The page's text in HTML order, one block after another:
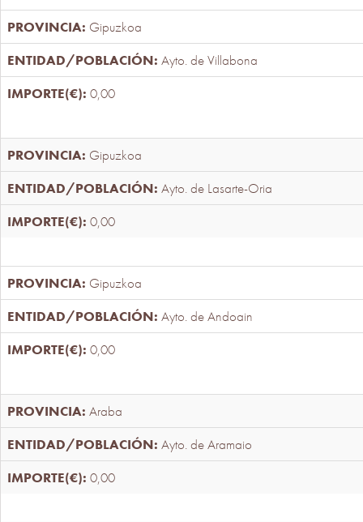
Gipuzkoa
Ayto. de Villabona
0,00
Gipuzkoa
Ayto. de Lasarte-Oria
0,00
Gipuzkoa
Ayto. de Andoain
0,00
Araba
Ayto. de Aramaio
0,00